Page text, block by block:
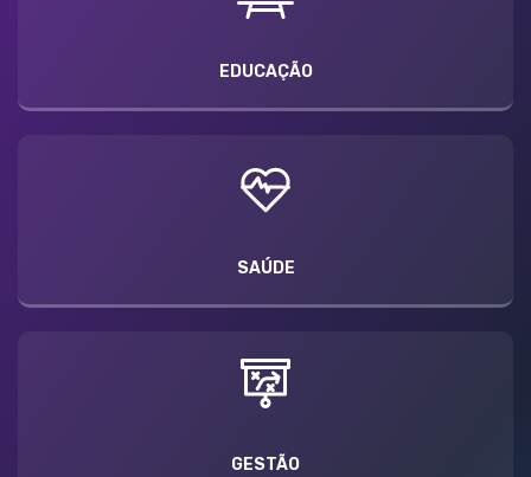
EDUCAÇÃO
SAÚDE
GESTÃO